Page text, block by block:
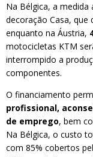
Na Bélgica, a medida
decoração Casa, que
enquanto na Áustria,
motocicletas KTM
interrompido a
componentes.
O financiamento
profissional,
de emprego, bem
Na Bélgica, o custo
com 85% cobertos